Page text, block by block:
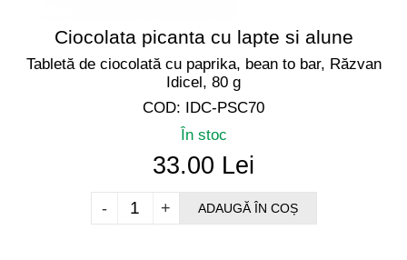
Ciocolata picanta cu lapte si alune
Tabletă de ciocolată cu paprika, bean to bar, Răzvan
Idicel, 80 g
COD: IDC-PSC70
În stoc
33.00 Lei
+
- ADAUGĂ ÎN COȘ